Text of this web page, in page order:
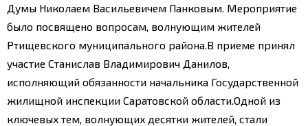
Думы Николаем Васильевичем Панковым. Мероприятие
было посвящено вопросам, волнующим жителей
Ртищевского муниципального района. В приеме принял
участие Станислав Владимирович Данилов,
исполняющий обязанности начальника Государственной
жилищной инспекции Саратовской области.Одной из
ключевых тем, волнующих десятки жителей, стали